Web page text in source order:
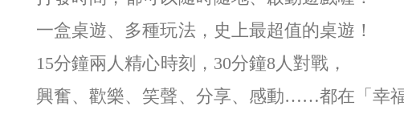
一盒桌遊、多種玩法，史上最超值的桌遊！
15分鐘兩人精心時刻， 30分鐘8人對戰，
興奮、歡樂、笑聲、分享、感動……都在「幸